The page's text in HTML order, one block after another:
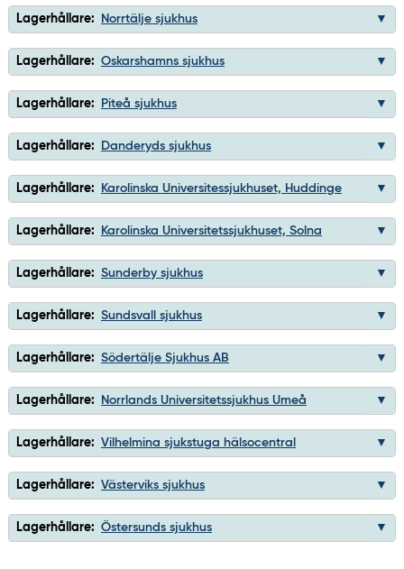
Lagerhållare: Norrtälje sjukhus
Lagerhållare: Oskarshamns sjukhus
Lagerhållare: Piteå sjukhus
Lagerhållare: Danderyds sjukhus
Lagerhållare: Karolinska Universitessjukhuset, Huddinge
Lagerhållare: Karolinska Universitetssjukhuset, Solna
Lagerhållare: Sunderby sjukhus
Lagerhållare: Sundsvall sjukhus
Lagerhållare: Södertälje Sjukhus AB
Lagerhållare: Norrlands Universitetssjukhus Umeå
Lagerhållare: Vilhelmina sjukstuga hälsocentral
Lagerhållare: Västerviks sjukhus
Lagerhållare: Östersunds sjukhus